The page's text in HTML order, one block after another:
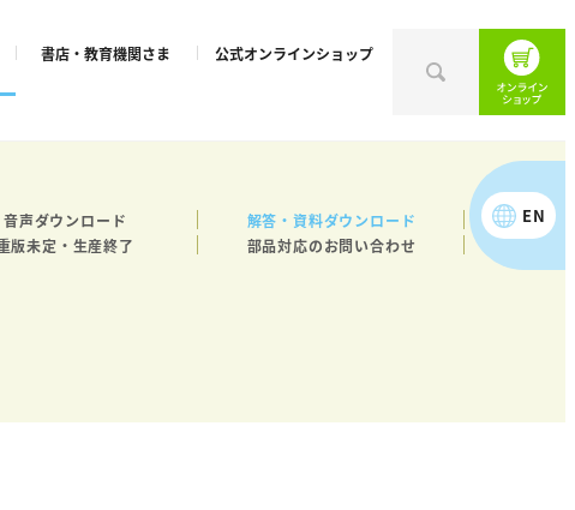
音声ダウンロード
解答・資料ダウンロード
版未定・生産終了
部品対応のお問い合わせ
書店・教育機関さま 公式オンラインショップ
EN